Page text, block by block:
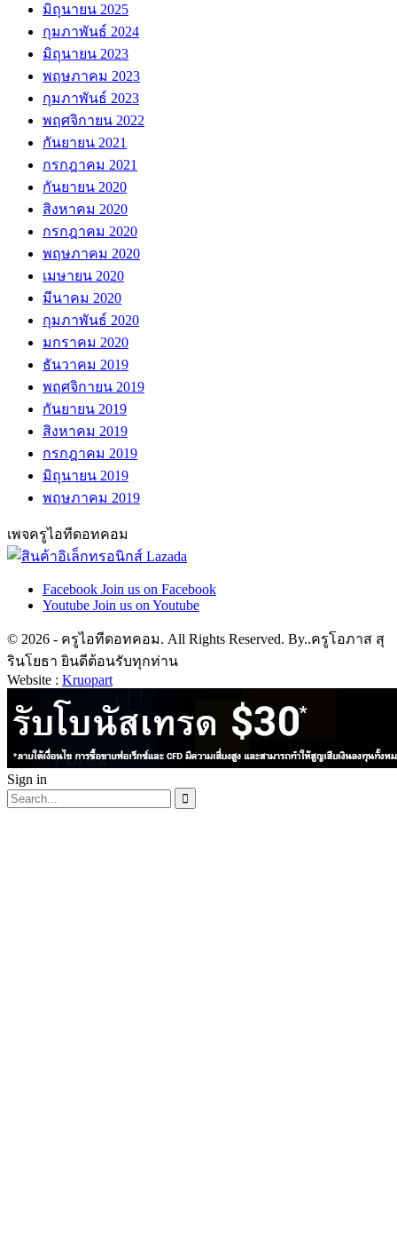
มิถุนายน 2025
กุมภาพันธ์ 2024
มิถุนายน 2023
พฤษภาคม 2023
กุมภาพันธ์ 2023
พฤศจิกายน 2022
กันยายน 2021
กรกฎาคม 2021
กันยายน 2020
สิงหาคม 2020
กรกฎาคม 2020
พฤษภาคม 2020
เมษายน 2020
มีนาคม 2020
กุมภาพันธ์ 2020
มกราคม 2020
ธันวาคม 2019
พฤศจิกายน 2019
กันยายน 2019
สิงหาคม 2019
กรกฎาคม 2019
มิถุนายน 2019
พฤษภาคม 2019
เพจครูไอทีดอทคอม
Facebook Join us on Facebook
Youtube Join us on Youtube
© 2026 - ครูไอทีดอทคอม. All Rights Reserved. By..ครูโอภาส สุ
รินโยธา ยินดีต้อนรับทุกท่าน
Website : Kruopart
Sign in